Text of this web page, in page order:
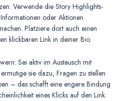
Verwende die Story Highlights-
oder Aktionen
Platziere dort auch einen
klickbaren Link in deiner Bio.
Sei aktiv im Austausch mit
sie dazu, Fragen zu stellen
– das schafft eine engere Bindung
eines Klicks auf den Link.